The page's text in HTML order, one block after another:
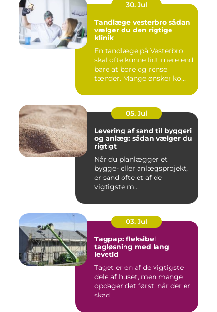
30. Jul
Tandlæge vesterbro sådan
vælger du den rigtige
klinik
En tandlæge på Vesterbro
skal ofte kunne lidt mere end
bare at bore og rense
tænder. Mange ønsker ko...
05. Jul
Levering af sand til byggeri
og anlæg: sådan vælger du
rigtigt
Når du planlægger et
bygge- eller anlægsprojekt,
er sand ofte et af de
vigtigste m...
03. Jul
Tagpap: fleksibel
tagløsning med lang
levetid
Taget er en af de vigtigste
dele af huset, men mange
opdager det først, når der er
skad...